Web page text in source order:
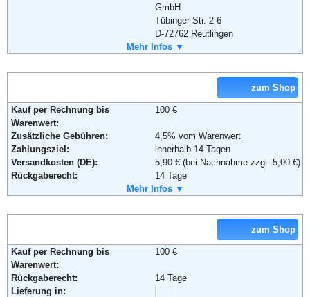
Weiterführende Informationen: Blog ,AGB
GmbH
Tübinger Str. 2-6
D-72762 Reutlingen
+49 7121 915977
Email:
reiff.reifenshop@reiff-reifen.de
Weiterführende Informationen:
AGB
Mehr Infos ▼
zum Shop
Kauf per Rechnung bis
Warenwert:
100 €
Zusätzliche Gebühren:
4,5% vom Warenwert
Zahlungsziel:
innerhalb 14 Tagen
Versandkosten (DE):
5,90 € (bei Nachnahme zzgl. 5,00 €)
Rückgaberecht:
14 Tage
Nein
Lieferung in:
Adresse:
Scooter Deluxe GmbH
Mehr Infos ▼
zum Shop
Kauf per Rechnung bis
Warenwert:
100 €
Rückgaberecht:
14 Tage
Lieferung in: